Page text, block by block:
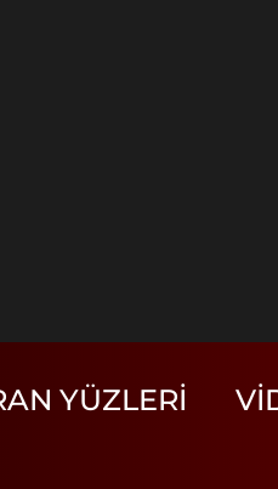
YÜZLERI